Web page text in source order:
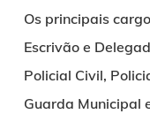
Os principais
Escrivão e
Policial Civil,
Guarda Municipal